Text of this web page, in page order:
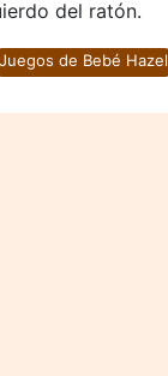
del ratón.
Juegos de Bebé Hazel